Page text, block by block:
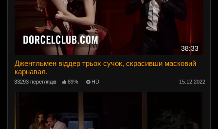
38:33
Джентльмен віддер трьох сучок, скрасивши масковий
карнавал.
33293 переглядів 89% HD 15.12.2022